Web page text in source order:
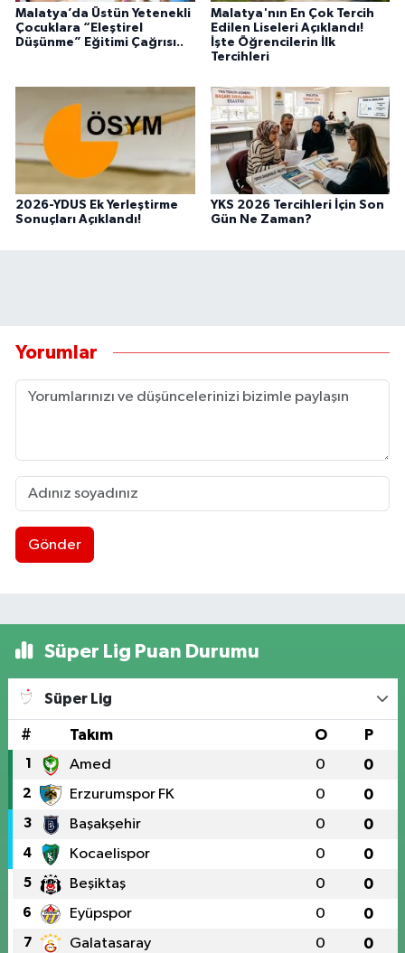
Malatya’da Üstün Yetenekli
Çocuklara “Eleştirel
Düşünme” Eğitimi Çağrısı..
Malatya'nın En Çok Tercih
Edilen Liseleri Açıklandı!
İşte Öğrencilerin İlk
Tercihleri
2026-YDUS Ek Yerleştirme
Sonuçları Açıklandı!
YKS 2026 Tercihleri İçin Son
Gün Ne Zaman?
Yorumlar
Gönder
Süper Lig Puan Durumu
Süper Lig
# Takım O P
1 Amed 0 0
2 Erzurumspor FK 0 0
3 Başakşehir 0 0
4 Kocaelispor 0 0
5 Beşiktaş 0 0
6 Eyüpspor 0 0
7 Galatasaray 0 0